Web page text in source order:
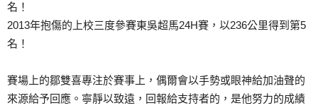
名！
2013年抱傷的上校三度參賽東吳超馬24H賽，以236公里得到第5
名！
賽場上的鄒雙喜專注於賽事上，偶爾會以手勢或眼神給加油聲的
來源給予回應。寧靜以致遠，回報給支持者的，是他努力的成績